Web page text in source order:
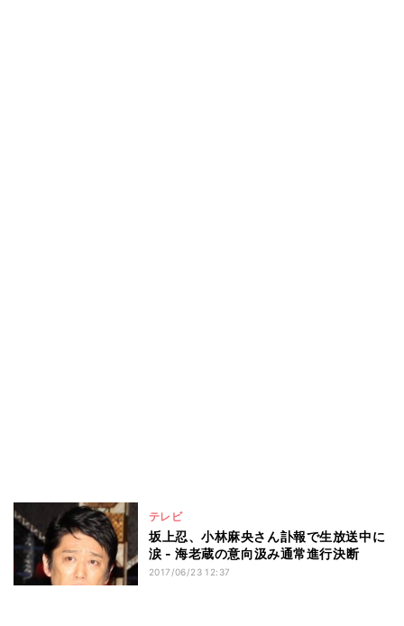
テレビ
坂上忍、小林麻央さん訃報で生放送中に
涙 - 海老蔵の意向汲み通常進行決断
2017/06/23 12:37